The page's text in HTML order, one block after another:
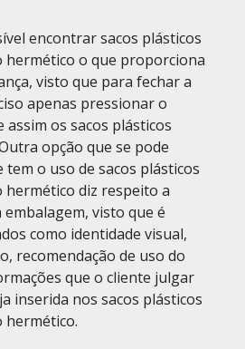
encontrar sacos plásticos
hermético o que proporciona
visto que para fechar a
apenas pressionar o
os sacos plásticos
opção que se pode
o uso de sacos plásticos
hermético diz respeito a
visto que é
como identidade visual,
recomendação de uso do
que o cliente julgar
inserida nos sacos plásticos
hermético.